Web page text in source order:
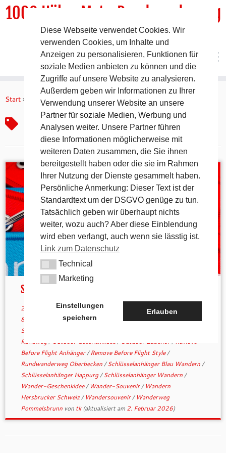
Inhalt
1000 HöhenMeterRundwanderweg
DER Rundwanderweg um Pommelsbrunn
Start » Bergsport Accessoire
Bergsport Accessoire
Sie sind da!
27. Januar 2026inAllgemein verschlagwortet 1000hmr.de
800hmr Wanderweg/Bergsport Accessoire/Gewebter
Schlüsselanhänger
Rundweg / Outdoor Geschenkidee/ Outdoor Zubehör / Remove
Before Flight Anhänger/Remove Before Flight Style/
Rundwanderweg Oberbecken/Schlüsselanhänger Blau Wandern/
Schlüsselanhänger Happurg/Schlüsselanhänger Wandern/
Wander-Geschenkidee/ Wander-Souvenir/ Wandern
Hersbrucker Schweiz/ Wandersouvenir/ Wanderweg
Pommelsbrunn von tk(aktualisiert am 2. Februar 2026)
Diese Webseite verwendet Cookies. Wir
verwenden Cookies, um Inhalte und
Anzeigen zu personalisieren, Funktionen für
soziale Medien anbieten zu können und die
Zugriffe auf unsere Website zu analysieren.
Außerdem geben wir Informationen zu Ihrer
Verwendung unserer Website an unsere
Partner für soziale Medien, Werbung und
Analysen weiter. Unsere Partner führen
diese Informationen möglicherweise mit
weiteren Daten zusammen, die Sie ihnen
bereitgestellt haben oder die sie im Rahmen
Ihrer Nutzung der Dienste gesammelt haben.
Persönliche Anmerkung: Dieser Text ist der
Standardtext um der DSGVO genüge zu tun.
Tatsächlich geben wir überhaupt nichts
weiter, wozu auch? Aber diese Einblendung
wird eben verlangt, auch wenn sie lässtig ist.
Link zum Datenschutz
TechnicalTechnical
MarketingMarketing
Einstellungen
speichern
Erlauben